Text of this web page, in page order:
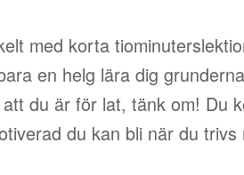
med korta
en helg lära dig
du är för lat, tänk om! Du
du kan bli när du trivs